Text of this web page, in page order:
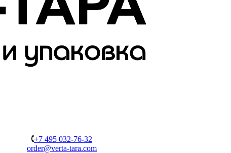
+7 495 032-76-32
order@verta-tara.com